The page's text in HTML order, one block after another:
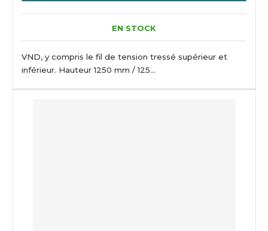
EN STOCK
VND, y compris le fil de tension tressé supérieur et
inférieur. Hauteur 1250 mm / 125...